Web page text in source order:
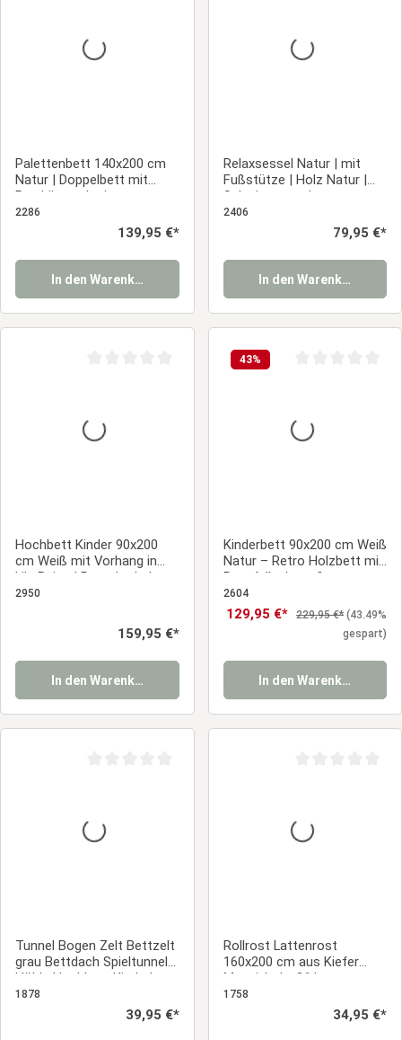
Palettenbett 140x200 cm
Natur | Doppelbett mit
Bettkästen | mit
Lattenrost | Holz | Kind
Jugend Gast Schlafzimmer
2286
Regulärer Preis:
139,95 €*
In den Warenkorb
Relaxsessel Natur | mit
Fußstütze | Holz Natur |
Schwingsessel
Schaukelstuhl Stillsessel
2406
Regulärer
79,95 €*
In den Warenkorb
Hochbett Kinder 90x200
cm Weiß mit Vorhang in
Lila Beige | Rutsche | ohne
Lattenrost
2950
Regulärer Preis:
159,95 €*
In den Warenkorb
43%
Kinderbett 90x200 cm Weiß
Natur – Retro Holzbett mit
Rausfallschutz &
Lattenrost für sicheren
Schlaf
2604
Verkaufspreis:
129,95 €* Regulärer Preis:
229,95 €* (43.49%
gespart)
In den Warenkorb
Tunnel Bogen Zelt Bettzelt
grau Bettdach Spieltunnel
Höhle Hochbett Kinderbet
1878
Regulärer Preis:
39,95 €*
Rollrost Lattenrost
160x200 cm aus Kiefer
Massivholz, 26 Latten –
stabiler Rolllattenrost fürs
1758
Regulärer
34,95 €*